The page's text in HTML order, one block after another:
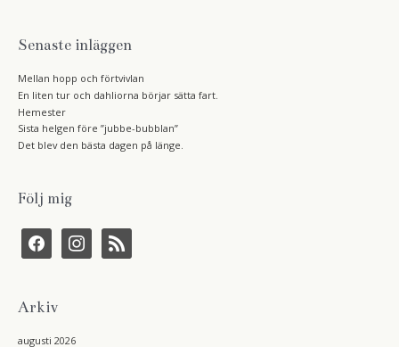
Senaste inläggen
Mellan hopp och förtvivlan
En liten tur och dahliorna börjar sätta fart.
Hemester
Sista helgen före ”jubbe-bubblan”
Det blev den bästa dagen på länge.
Följ mig
f
c
o
i
s
a
r
s
Arkiv
augusti 2026